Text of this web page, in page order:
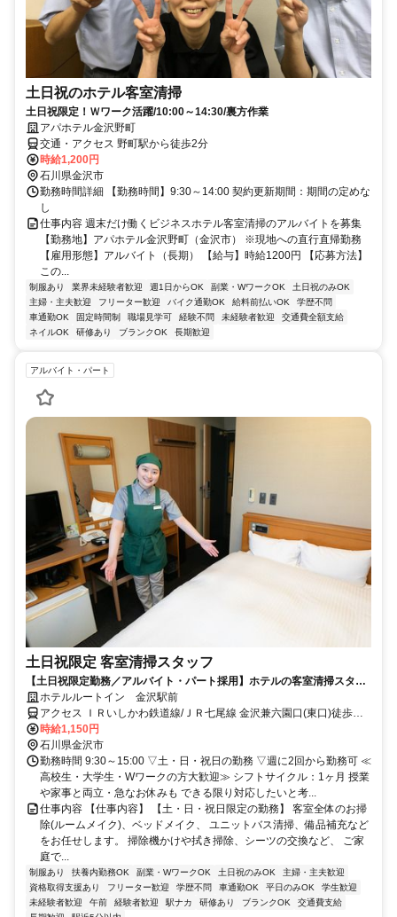
土日祝のホテル客室清掃
土日祝限定！Ｗワーク活躍/10:00～14:30/裏方作業
アパホテル金沢野町
交通・アクセス 野町駅から徒歩2分
時給1,200円
石川県金沢市
勤務時間詳細 【勤務時間】9:30～14:00 契約更新期間：期間の定めな
し
仕事内容 週末だけ働くビジネスホテル客室清掃のアルバイトを募集
【勤務地】アパホテル金沢野町（金沢市） ※現地への直行直帰勤務
【雇用形態】アルバイト（長期） 【給与】時給1200円 【応募方法】
この...
制服あり 業界未経験者歓迎 週1日からOK 副業・WワークOK
土日祝のみOK
主婦・主夫歓迎
フリーター歓迎 バイク通勤OK 給料前払いOK
学歴不問
車通勤OK
固定時間制 職場見学可 経験不問 未経験者歓迎
交通費全額支給
ネイルOK
研修あり ブランクOK 長期歓迎
アルバイト・パート
土日祝限定 客室清掃スタッフ
【土日祝限定勤務／アルバイト・パート採用】ホテルの客室清掃スタッ
フ／未経験歓迎！学生・主婦活躍中
ホテルルートイン 金沢駅前
アクセス ＩＲいしかわ鉄道線/ＪＲ七尾線 金沢兼六園口(東口)徒歩約6
分、ＪＲ北陸新幹線/ＪＲ北陸新幹線 金沢兼六園口(東口)徒歩約6分、
北陸鉄道浅野川線 北鉄金沢A-5口徒歩約6分
時給1,150円
石川県金沢市
勤務時間 9:30～15:00 ▽土・日・祝日の勤務 ▽週に2回から勤務可 ≪
高校生・大学生・Wワークの方大歓迎≫ シフトサイクル：1ヶ月 授業
や家事と両立・急なお休みも できる限り対応したいと考...
仕事内容 【仕事内容】 【土・日・祝日限定の勤務】 客室全体のお掃
除(ルームメイク)、ベッドメイク、 ユニットバス清掃、備品補充など
をお任せします。 掃除機かけや拭き掃除、シーツの交換など、 ご家
庭で...
制服あり 扶養内勤務OK 副業・WワークOK 土日祝のみOK
主婦・主夫歓迎
資格取得支援あり
フリーター歓迎 学歴不問 車通勤OK 平日のみOK
学生歓迎
未経験者歓迎
午前 経験者歓迎 駅ナカ 研修あり ブランクOK
交通費支給